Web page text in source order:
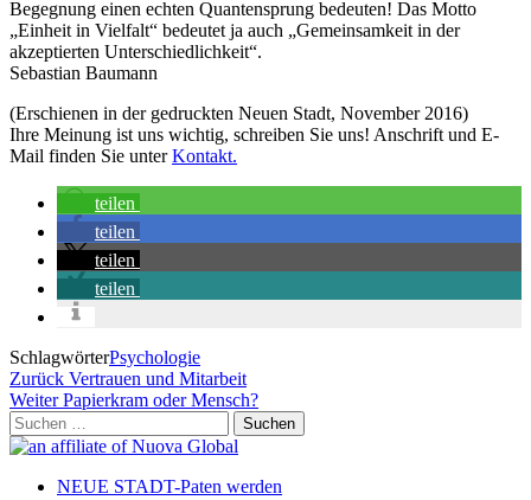
Begegnung einen echten Quantensprung bedeuten! Das Motto
„Einheit in Vielfalt“ bedeutet ja auch „Gemeinsamkeit in der
akzeptierten Unterschiedlichkeit“.
Sebastian Baumann
(Erschienen in der gedruckten Neuen Stadt, November 2016)
Ihre Meinung ist uns wichtig, schreiben Sie uns! Anschrift und E-
Mail finden Sie unterKontakt.
teilen
teilen
teilen
teilen
SchlagwörterPsychologie
Beitragsnavigation
Vorheriger
Beitrag
Zurück Vertrauen und Mitarbeit
Nächster
Beitrag
Weiter Papierkram oder Mensch?
Suchen
nach:
NEUE STADT-Paten werden